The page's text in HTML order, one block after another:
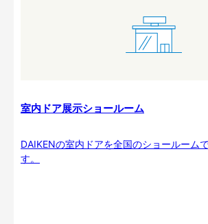
室内ドア展示ショールーム
DAIKENの室内ドアを全国のショールーム
す。